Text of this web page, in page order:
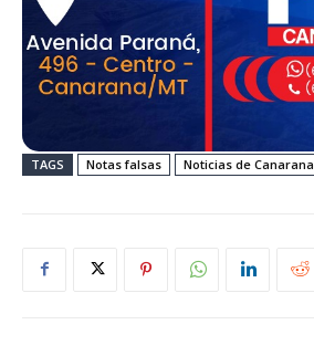
TAGS Notas falsas Noticias de Canarana